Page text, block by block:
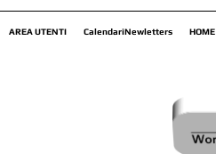
AREA UTENTI CalendariNewletters HOME